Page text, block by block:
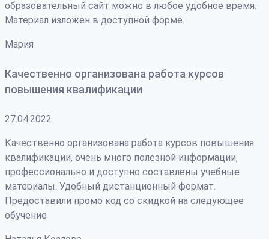
образовательный сайт можно в любое удобное время.
Материал изложен в доступной форме.
Мария
Качественно организована работа курсов
повышения квалификации
27.04.2022
Качественно организована работа курсов повышения
квалификации, очень много полезной информации,
профессионально и доступно составлены учебные
материалы. Удобный дистанционный формат.
Предоставили промо код со скидкой на следующее
обучение